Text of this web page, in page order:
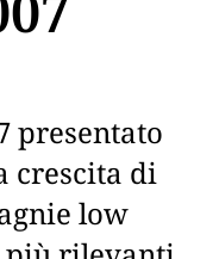
presentato
crescita di
low